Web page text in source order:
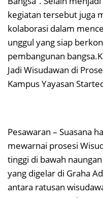
kegiatan tersebut juga
kolaborasi dalam
unggul yang siap
pembangunan
Jadi Wisudawan di
Kampus Yayasan
Pesawaran – Suasana
mewarnai prosesi
tinggi di bawah
yang digelar di Graha
antara ratusan